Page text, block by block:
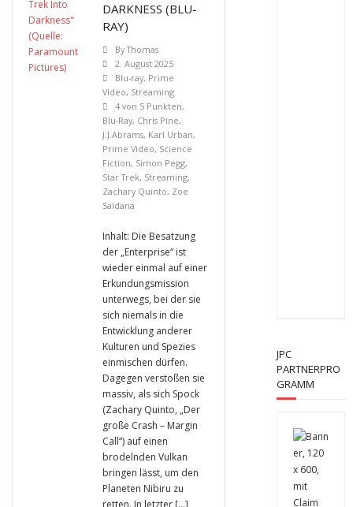
DARKNESS (BLU-
RAY)
ByThomas
2. August 2025
Blu-ray, Prime
Video, Streaming
4 von 5 Punkten,
Blu-Ray, Chris Pine,
J.J.Abrams, Karl Urban,
Prime Video, Science
Fiction, Simon Pegg,
Star Trek, Streaming,
Zachary Quinto, Zoe
Saldana
Inhalt: Die Besatzung
der „Enterprise“ ist
wieder einmal auf einer
Erkundungsmission
unterwegs, bei der sie
sich niemals in die
Entwicklung anderer
Kulturen und Spezies
einmischen dürfen.
Dagegen verstoßen sie
massiv, als sich Spock
(Zachary Quinto, „Der
große Crash – Margin
Call“) auf einen
brodelnden Vulkan
bringen lässt, um den
Planeten Nibiru zu
retten. In letzter […]
JPC
PARTNERPRO
GRAMM